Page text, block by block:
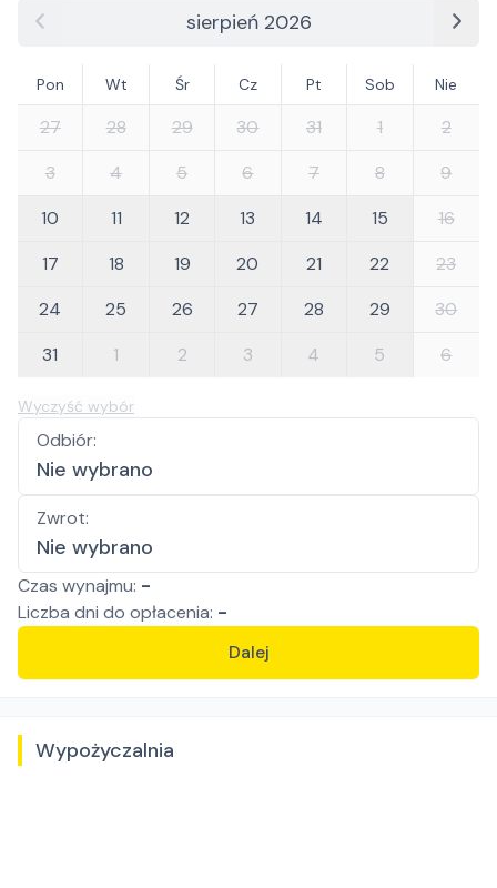
sierpień 2026
Pon Wt Śr Cz Pt Sob Nie
27 28 29 30 31 1
2
3
4 5 6 7 8
9
10
11 12 13 14 15
16
17
18 19 20 21 22
23
24
25 26 27 28 29
30
31
1 2 3 4 5 6
Wyczyść wybór
Odbiór:
Nie wybrano
Zwrot:
Nie wybrano
Czas wynajmu: -
Liczba dni do opłacenia: -
Dalej
Wypożyczalnia